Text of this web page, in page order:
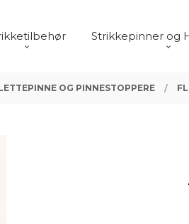
Strikkepinner og
OG PINNESTOPPERE